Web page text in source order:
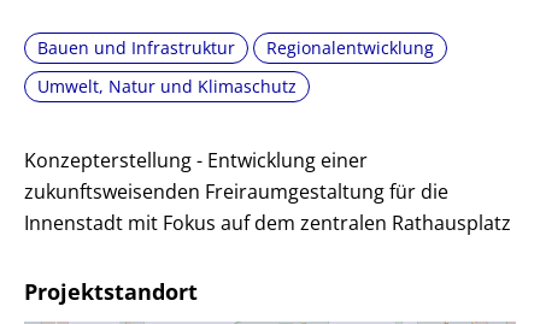
Bauen und Infrastruktur
Regionalentwicklung
Umwelt, Natur und Klimaschutz
Konzepterstellung - Entwicklung einer
zukunftsweisenden Freiraumgestaltung für die
Innenstadt mit Fokus auf dem zentralen Rathausplatz
Projektstandort